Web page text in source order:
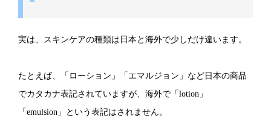
実は、スキンケアの種類は日本と海外で少しだけ違います。
たとえば、「ローション」「エマルジョン」など日本の商品
でカタカナ表記されていますが、海外で「lotion」
「emulsion」という表記はされません。